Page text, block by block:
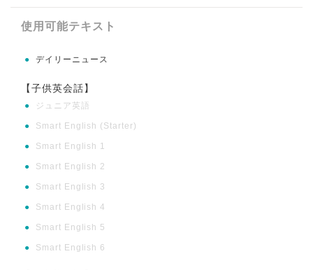
使用可能テキスト
● デイリーニュース
【子供英会話】
● ジュニア英語
● Smart English (Starter)
● Smart English 1
● Smart English 2
● Smart English 3
● Smart English 4
● Smart English 5
● Smart English 6